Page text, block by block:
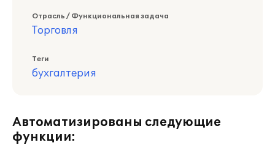
Отрасль / Функциональная задача
Торговля
Теги
бухгалтерия
Автоматизированы следующие
функции: